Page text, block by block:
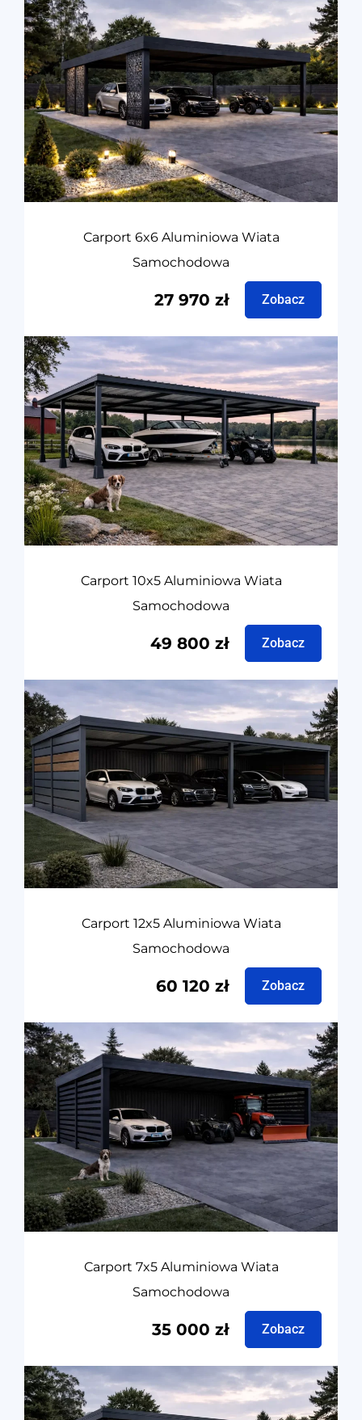
Carport 6x6 Aluminiowa Wiata
Samochodowa
27 970 zł Zobacz
Carport 10x5 Aluminiowa Wiata
Samochodowa
49 800 zł Zobacz
Carport 12x5 Aluminiowa Wiata
Samochodowa
60 120 zł Zobacz
Carport 7x5 Aluminiowa Wiata
Samochodowa
35 000 zł Zobacz